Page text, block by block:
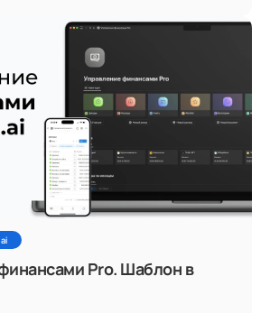
Pro. Шаблон в